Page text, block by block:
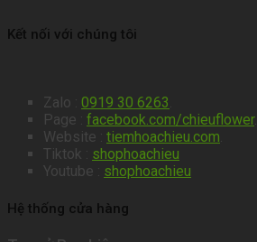
Kết nối với chúng tôi
Zalo : 0919 30 6263.
Page : facebook.com/chieuflower.
Website : tiemhoachieu.com.
Tiktok : shophoachieu
Youtube : shophoachieu
Hệ thống cửa hàng